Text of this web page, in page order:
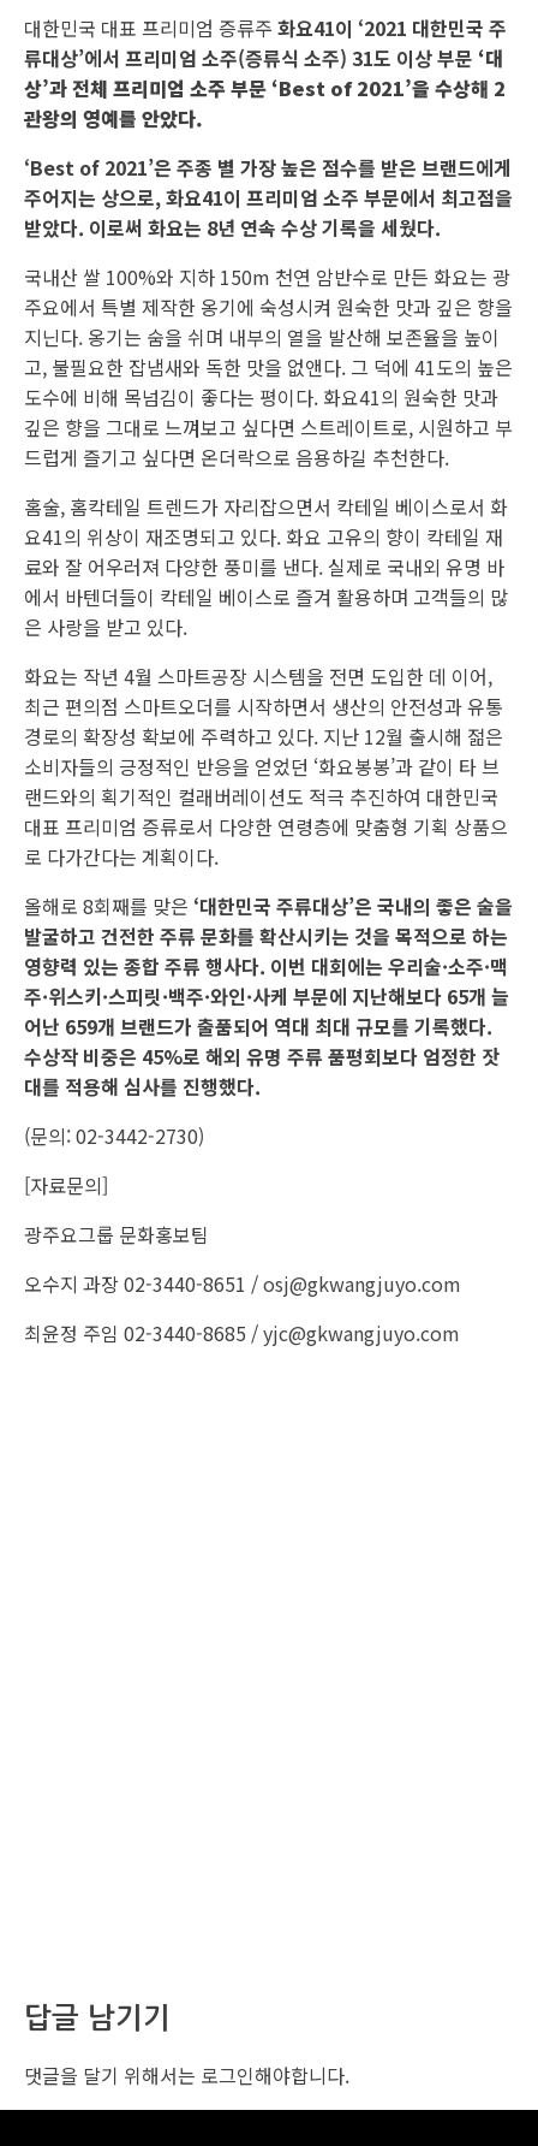
대한민국 대표 프리미엄 증류주 화요41이 ‘2021 대한민국 주
류대상’에서 프리미엄 소주(증류식 소주) 31도 이상 부문 ‘대
상’과 전체 프리미엄 소주 부문 ‘Best of 2021’을 수상해 2
관왕의 영예를 안았다.
‘Best of 2021’은 주종 별 가장 높은 점수를 받은 브랜드에게
주어지는 상으로, 화요41이 프리미엄 소주 부문에서 최고점을
받았다. 이로써 화요는 8년 연속 수상 기록을 세웠다.
국내산 쌀 100%와 지하 150m 천연 암반수로 만든 화요는 광
주요에서 특별 제작한 옹기에 숙성시켜 원숙한 맛과 깊은 향을
지닌다. 옹기는 숨을 쉬며 내부의 열을 발산해 보존율을 높이
고, 불필요한 잡냄새와 독한 맛을 없앤다. 그 덕에 41도의 높은
도수에 비해 목넘김이 좋다는 평이다. 화요41의 원숙한 맛과
깊은 향을 그대로 느껴보고 싶다면 스트레이트로, 시원하고 부
드럽게 즐기고 싶다면 온더락으로 음용하길 추천한다.
홈술, 홈칵테일 트렌드가 자리잡으면서 칵테일 베이스로서 화
요41의 위상이 재조명되고 있다. 화요 고유의 향이 칵테일 재
료와 잘 어우러져 다양한 풍미를 낸다. 실제로 국내외 유명 바
에서 바텐더들이 칵테일 베이스로 즐겨 활용하며 고객들의 많
은 사랑을 받고 있다.
화요는 작년 4월 스마트공장 시스템을 전면 도입한 데 이어,
최근 편의점 스마트오더를 시작하면서 생산의 안전성과 유통
경로의 확장성 확보에 주력하고 있다. 지난 12월 출시해 젊은
소비자들의 긍정적인 반응을 얻었던 ‘화요봉봉’과 같이 타 브
랜드와의 획기적인 컬래버레이션도 적극 추진하여 대한민국
대표 프리미엄 증류로서 다양한 연령층에 맞춤형 기획 상품으
로 다가간다는 계획이다.
올해로 8회째를 맞은 ‘대한민국 주류대상’은 국내의 좋은 술을
발굴하고 건전한 주류 문화를 확산시키는 것을 목적으로 하는
영향력 있는 종합 주류 행사다. 이번 대회에는 우리술·소주·맥
주·위스키·스피릿·백주·와인·사케 부문에 지난해보다 65개 늘
어난 659개 브랜드가 출품되어 역대 최대 규모를 기록했다.
수상작 비중은 45%로 해외 유명 주류 품평회보다 엄정한 잣
대를 적용해 심사를 진행했다.
(문의: 02-3442-2730)
[자료문의]
광주요그룹 문화홍보팀
오수지 과장 02-3440-8651 /osj@gkwangjuyo.com
최윤정 주임 02-3440-8685 /yjc@gkwangjuyo.com
답글 남기기
댓글을 달기 위해서는 로그인해야합니다.